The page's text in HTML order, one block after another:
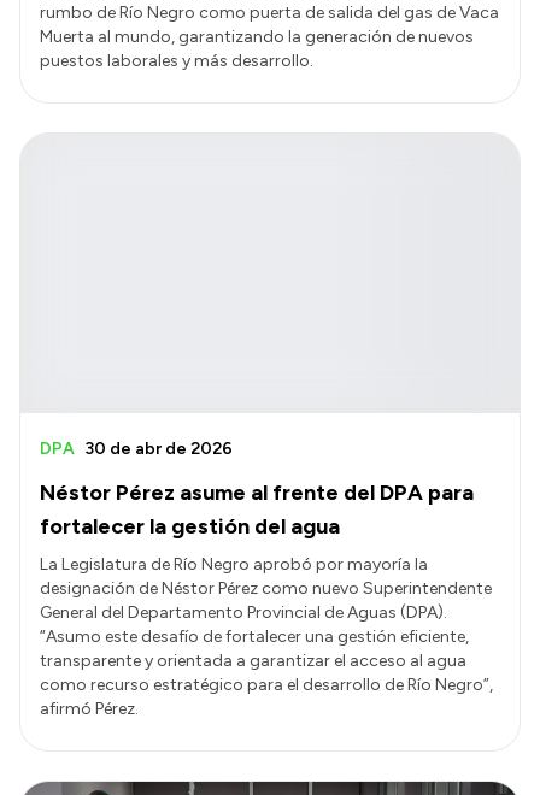
rumbo de Río Negro como puerta de salida del gas de Vaca
Muerta al mundo, garantizando la generación de nuevos
puestos laborales y más desarrollo.
Néstor Pérez asume al frente del DPA para
fortalecer la gestión del agua
DPA 30 de abr de 2026
La Legislatura de Río Negro aprobó por mayoría la
designación de Néstor Pérez como nuevo Superintendente
General del Departamento Provincial de Aguas (DPA).
“Asumo este desafío de fortalecer una gestión eficiente,
transparente y orientada a garantizar el acceso al agua
como recurso estratégico para el desarrollo de Río Negro”,
afirmó Pérez.